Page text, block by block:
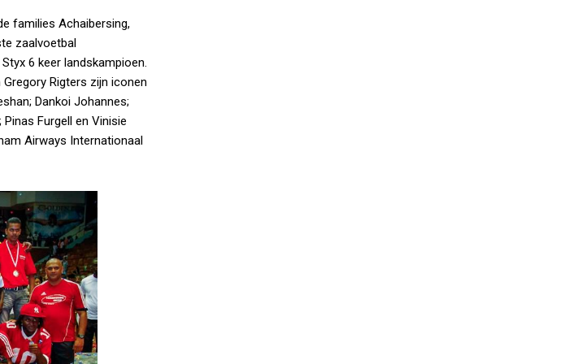
families Achaibersing,
zaalvoetbal
6 keer landskampioen.
Rigters zijn iconen
Dankoi Johannes;
Furgell en Vinisie
Airways Internationaal